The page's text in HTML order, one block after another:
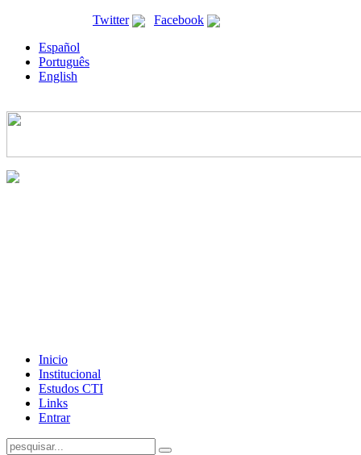
Twitter Facebook
Español
Português
English
Inicio
Institucional
Estudos CTI
Links
Entrar